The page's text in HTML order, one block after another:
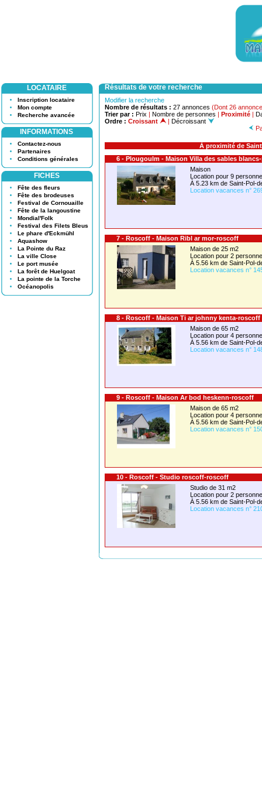
LOCATAIRE
Inscription locataire
Mon compte
Recherche avancée
INFORMATIONS
Contactez-nous
Partenaires
Conditions générales
FICHES
Fête des fleurs
Fête des brodeuses
Festival de Cornouaille
Fête de la langoustine
Mondial'Folk
Festival des Filets Bleus
Le phare d'Eckmühl
Aquashow
La Pointe du Raz
La ville Close
Le port musée
La forêt de Huelgoat
La pointe de la Torche
Océanopolis
Résultats de votre recherche
Modifier la recherche
Nombre de résultats : 27 annonces (Dont 26
Trier par : Prix | Nombre de personnes | Proximité |
Ordre : Croissant | Décroissant
À proximité de
6 - Plougoulm - Maison Villa des sables
Maison
Location pour 9
À 5.23 km de Saint-Pol-
Location vacances n°
7 - Roscoff - Maison Ribl ar mor-roscoff
Maison de 25 m2
Location pour 2
À 5.56 km de Saint-Pol-
Location vacances n°
8 - Roscoff - Maison Ti ar johnny kenta-roscoff
Maison de 65 m2
Location pour 4
À 5.56 km de Saint-Pol-
Location vacances n°
9 - Roscoff - Maison Ar bod heskenn-roscoff
Maison de 65 m2
Location pour 4
À 5.56 km de Saint-Pol-
Location vacances n°
10 - Roscoff - Studio roscoff-roscoff
Studio de 31 m2
Location pour 2
À 5.56 km de Saint-Pol-
Location vacances n°